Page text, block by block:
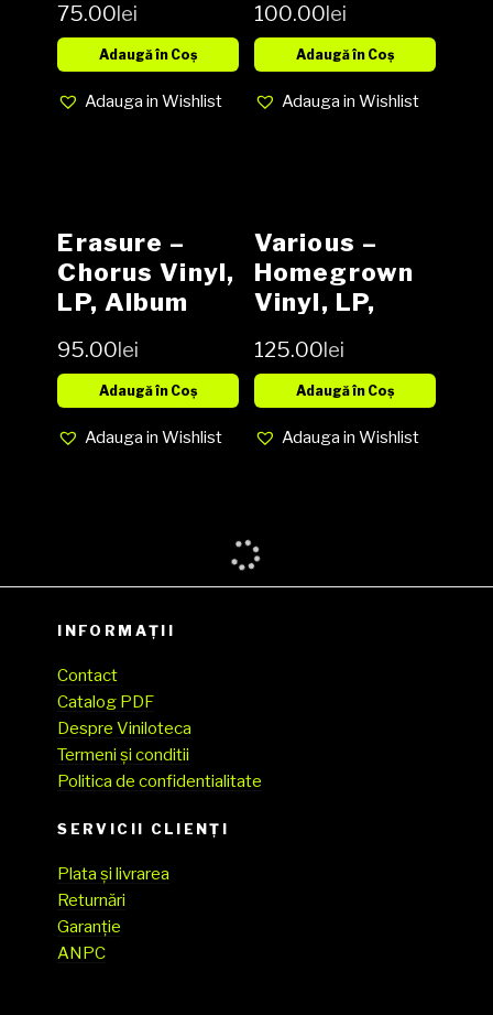
media Vg+
cover VG+
75.00lei
Adaugă în Coș
Adauga in Wishlist
Compilation
media NM
100.00lei
Adaugă în Coș
Adauga in Wishlist
Erasure –
Chorus Vinyl,
LP, Album
cover NM
95.00lei
Adaugă în Coș
Adauga in Wishlist
Various –
Homegrown
Vinyl, LP,
Limited
Edition NOU
125.00lei
Adaugă în Coș
Adauga in Wishlist
INFORMAȚII
Contact
Catalog PDF
Despre Viniloteca
Termeni și conditii
Politica de confidentialitate
SERVICII CLIENŢI
Plata și livrarea
Returnări
Garanție
ANPC